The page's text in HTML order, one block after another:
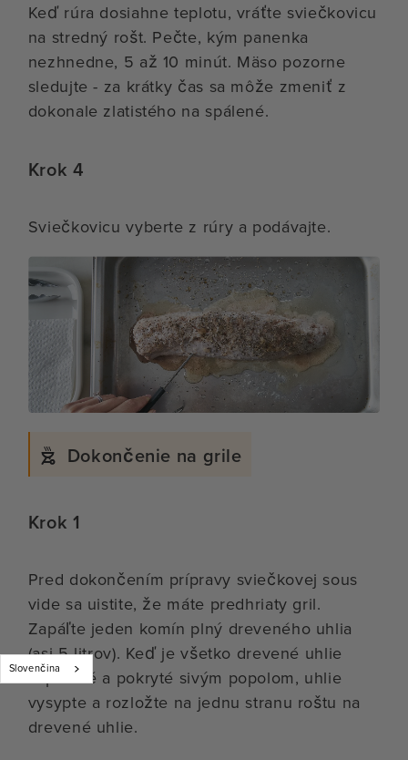
Keď rúra dosiahne teplotu, vráťte sviečkovicu
na stredný rošt. Pečte, kým panenka
nezhnedne, 5 až 10 minút. Mäso pozorne
sledujte - za krátky čas sa môže zmeniť z
dokonale zlatistého na spálené.
Krok 4
Sviečkovicu vyberte z rúry a podávajte.
Dokončenie na grile
Krok 1
Pred dokončením prípravy sviečkovej sous
vide sa uistite, že máte predhriaty gril.
Zapáľte jeden komín plný dreveného uhlia
(asi 5 litrov). Keď je všetko drevené uhlie
zapálené a pokryté sivým popolom, uhlie
vysypte a rozložte na jednu stranu roštu na
drevené uhlie.
Slovenčina